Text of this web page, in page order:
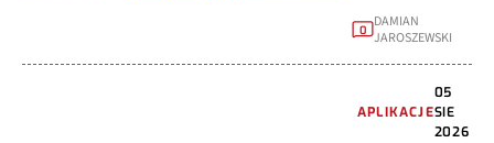
0
DAMIAN
JAROSZEWSKI
APLIKACJE
05
SIE
2026